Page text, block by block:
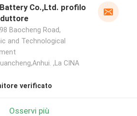
Co.,Ltd. profilo
Baocheng Road,
and Technological
,La CINA
verificato
Osservi più